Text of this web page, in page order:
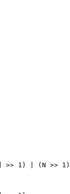
>> 1 ) (N >> 1